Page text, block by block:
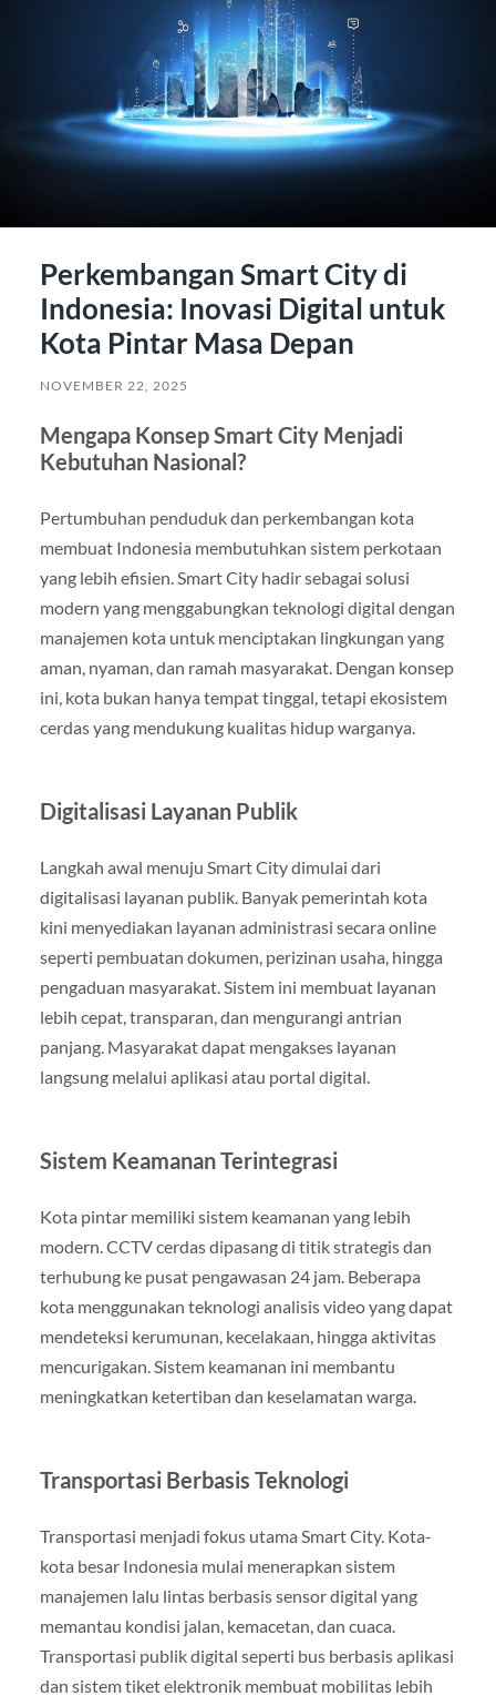
Perkembangan Smart City di
Indonesia: Inovasi Digital untuk
Kota Pintar Masa Depan
NOVEMBER 22, 2025
Mengapa Konsep Smart City Menjadi
Kebutuhan Nasional?
Pertumbuhan penduduk dan perkembangan kota
membuat Indonesia membutuhkan sistem perkotaan
yang lebih efisien. Smart City hadir sebagai solusi
modern yang menggabungkan teknologi digital dengan
manajemen kota untuk menciptakan lingkungan yang
aman, nyaman, dan ramah masyarakat. Dengan konsep
ini, kota bukan hanya tempat tinggal, tetapi ekosistem
cerdas yang mendukung kualitas hidup warganya.
Digitalisasi Layanan Publik
Langkah awal menuju Smart City dimulai dari
digitalisasi layanan publik. Banyak pemerintah kota
kini menyediakan layanan administrasi secara online
seperti pembuatan dokumen, perizinan usaha, hingga
pengaduan masyarakat. Sistem ini membuat layanan
lebih cepat, transparan, dan mengurangi antrian
panjang. Masyarakat dapat mengakses layanan
langsung melalui aplikasi atau portal digital.
Sistem Keamanan Terintegrasi
Kota pintar memiliki sistem keamanan yang lebih
modern. CCTV cerdas dipasang di titik strategis dan
terhubung ke pusat pengawasan 24 jam. Beberapa
kota menggunakan teknologi analisis video yang dapat
mendeteksi kerumunan, kecelakaan, hingga aktivitas
mencurigakan. Sistem keamanan ini membantu
meningkatkan ketertiban dan keselamatan warga.
Transportasi Berbasis Teknologi
Transportasi menjadi fokus utama Smart City. Kota-
kota besar Indonesia mulai menerapkan sistem
manajemen lalu lintas berbasis sensor digital yang
memantau kondisi jalan, kemacetan, dan cuaca.
Transportasi publik digital seperti bus berbasis aplikasi
dan sistem tiket elektronik membuat mobilitas lebih